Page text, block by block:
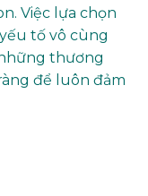
Việc lựa chọn
tố vô cùng
thương
để luôn đảm